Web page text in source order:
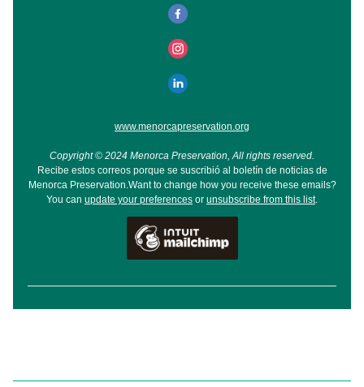
www.menorcapreservation.org
Copyright © 2024 Menorca Preservation, All rights reserved.
Recibe estos correos porque se suscribió al boletín de noticias de
Menorca Preservation.Want to change how you receive these emails?
You can update your preferences or unsubscribe from this list.